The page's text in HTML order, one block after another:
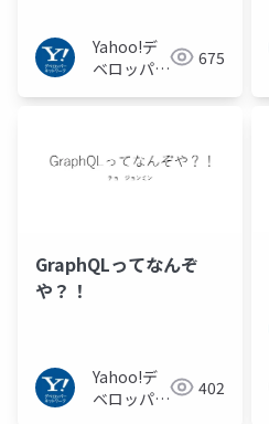
Yahoo!デ
ベロッパー
675
GraphQLってなんぞ
や？！
Yahoo!デ
ベロッパー
402